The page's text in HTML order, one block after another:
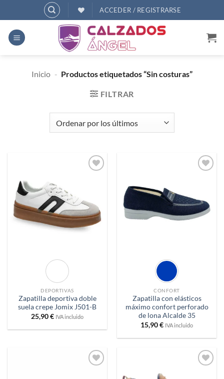
al
contenido
ACCEDER / REGISTRARSE
Inicio - Productos etiquetados “Sin costuras”
FILTRAR
DEPORTIVAS
Zapatilla deportiva doble
suela crepe Jomix J501-B
25,90€ IVA incluido
CONFORT
Zapatilla con elásticos
máximo confort perforado
de lona Alcalde 35
15,90€ IVA incluido